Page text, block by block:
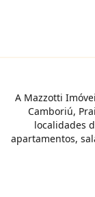
A Mazzotti
Camboriú,
localidades
apartamentos,